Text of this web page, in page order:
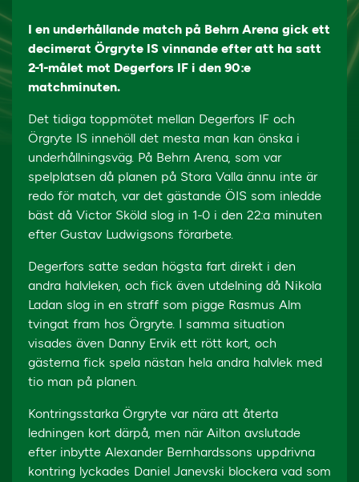
I en underhållande match på Behrn Arena gick ett
decimerat Örgryte IS vinnande efter att ha satt
2-1-målet mot Degerfors IF i den 90:e
matchminuten.
Det tidiga toppmötet mellan Degerfors IF och
Örgryte IS innehöll det mesta man kan önska i
underhållningsväg. På Behrn Arena, som var
spelplatsen då planen på Stora Valla ännu inte är
redo för match, var det gästande ÖIS som inledde
bäst då Victor Sköld slog in 1-0 i den 22:a minuten
efter Gustav Ludwigsons förarbete.
Degerfors satte sedan högsta fart direkt i den
andra halvleken, och fick även utdelning då Nikola
Ladan slog in en straff som pigge Rasmus Alm
tvingat fram hos Örgryte. I samma situation
visades även Danny Ervik ett rött kort, och
gästerna fick spela nästan hela andra halvlek med
tio man på planen.
Kontringsstarka Örgryte var nära att återta
ledningen kort därpå, men när Ailton avslutade
efter inbytte Alexander Bernhardssons uppdrivna
kontring lyckades Daniel Janevski blockera vad som